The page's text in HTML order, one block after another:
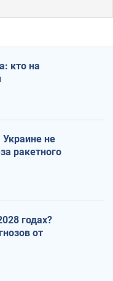
кто на
не
ракетного
годах?
от